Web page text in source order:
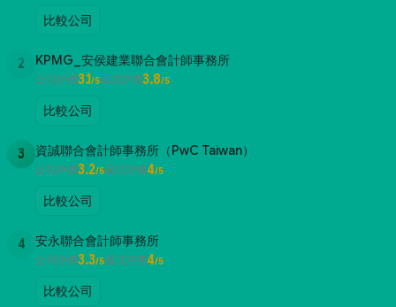
比較公司
2 KPMG_安侯建業聯合會計師事務所
公司評價3.1/5面試評價3.8/5
比較公司
3 資誠聯合會計師事務所（PwC Taiwan）
公司評價3.2/5面試評價4/5
比較公司
4 安永聯合會計師事務所
公司評價3.3/5面試評價4/5
比較公司